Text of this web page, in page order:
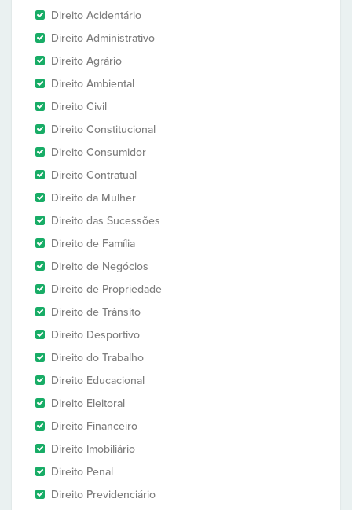
Direito Acidentário
Direito Administrativo
Direito Agrário
Direito Ambiental
Direito Civil
Direito Constitucional
Direito Consumidor
Direito Contratual
Direito da Mulher
Direito das Sucessões
Direito de Família
Direito de Negócios
Direito de Propriedade
Direito de Trânsito
Direito Desportivo
Direito do Trabalho
Direito Educacional
Direito Eleitoral
Direito Financeiro
Direito Imobiliário
Direito Penal
Direito Previdenciário